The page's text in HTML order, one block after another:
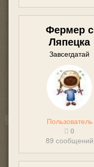
Фермер с
Ляпецка
Завсегдатай
Пользователь
0
89 сообщений